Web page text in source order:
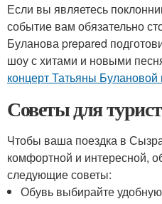
Если вы являетесь
событие вам обязательно
Буланова prepared
шоу с хитами и новыми
концерт Татьяны
Советы для
Чтобы ваша поездка в
комфортной и интересной,
следующие советы:
Обувь выбирайте